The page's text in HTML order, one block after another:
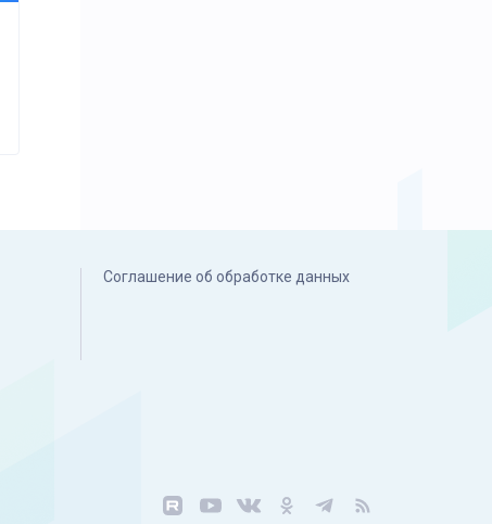
Соглашение об обработке данных